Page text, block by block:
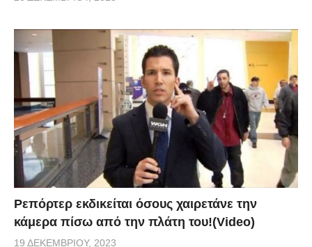
Ρεπόρτερ εκδικείται όσους χαιρετάνε την
κάμερα πίσω από την πλάτη του!(Video)
19 ΔΕΚΕΜΒΡΊΟΥ, 2023